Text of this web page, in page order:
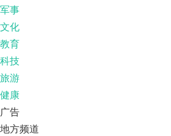
军事
文化
教育
科技
旅游
健康
广告
地方频道